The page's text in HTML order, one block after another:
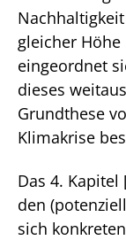
gleicher
eingeordnet
dieses
Grundthese
Klimakrise
Das 4.
den
sich